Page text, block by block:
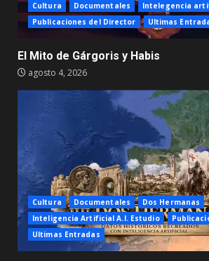
Cultura Documentales
Intelegencia
Publicaciones del Director
Ultimas
El Mito de Gárgoris y Habis
agosto 4, 2026
Cultura Documentales
Dos Hermanas
Inteligencia Artificial A.I. Estudio
Ultimas Entradas